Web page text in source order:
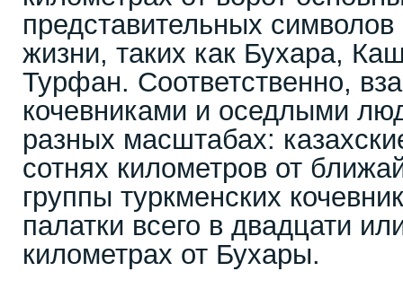
представительных символов
жизни, таких как Бухара,
Турфан. Соответственно,
кочевниками и оседлыми
разных масштабах:
сотнях километров от
группы туркменских
палатки всего в двадцати
километрах от Бухары.